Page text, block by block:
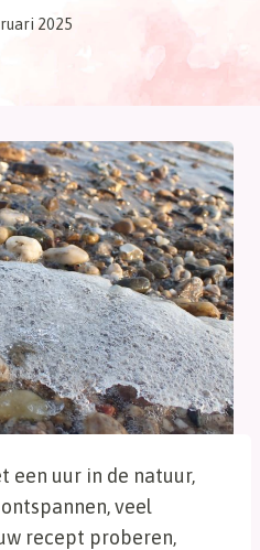
2025
een uur in de natuur,
veel
recept proberen,